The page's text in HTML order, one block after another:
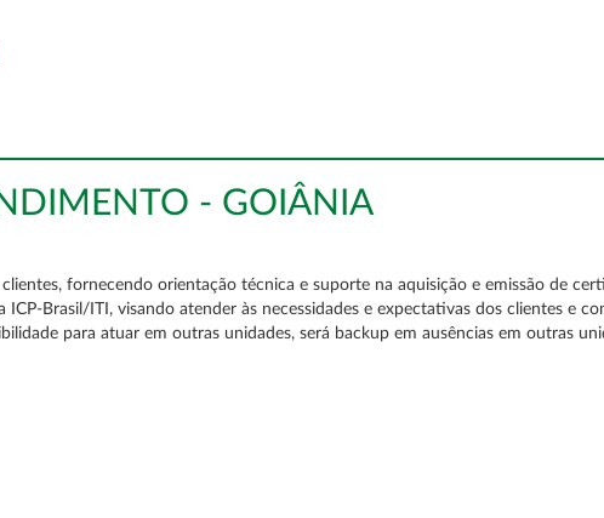
- GOIÂNIA
fornecendo orientação técnica e suporte na aquisição e emissão de
Brasil/ITI, visando atender às necessidades e expectativas dos clientes e
para atuar em outras unidades, será backup em ausências em outras